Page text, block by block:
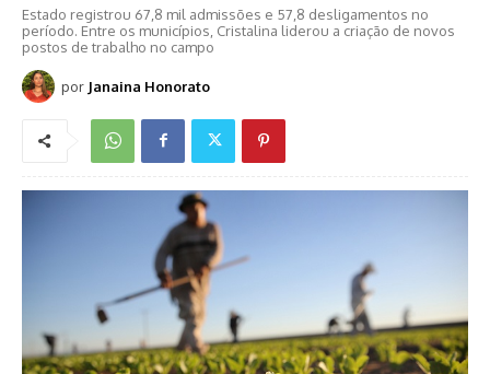
Estado registrou 67,8 mil admissões e 57,8 desligamentos no
período. Entre os municípios, Cristalina liderou a criação de novos
postos de trabalho no campo
por Janaina Honorato